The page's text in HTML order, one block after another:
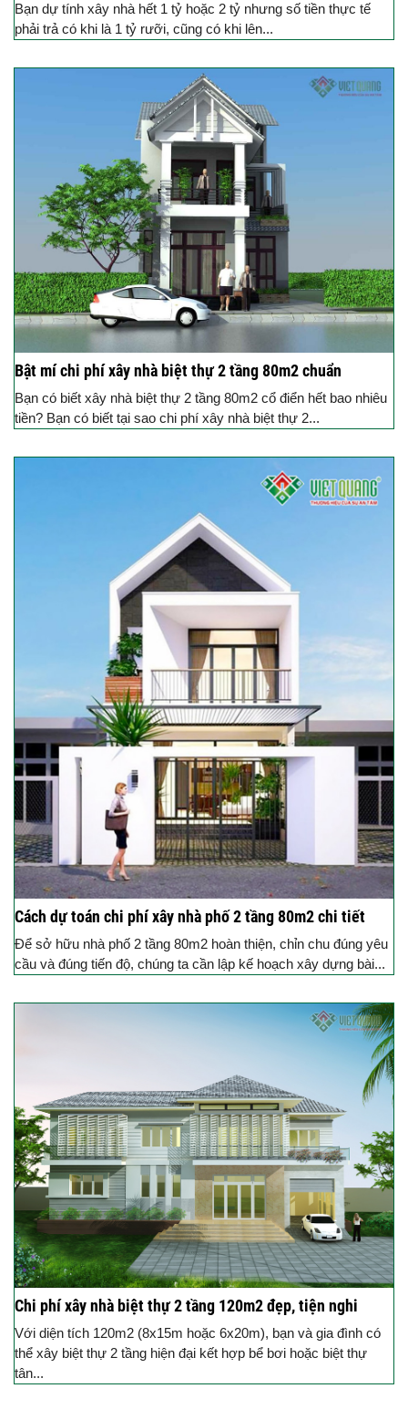
Bạn dự tính xây nhà hết 1 tỷ hoặc 2 tỷ nhưng số tiền thực tế
phải trả có khi là 1 tỷ rưỡi, cũng có khi lên...
Bật mí chi phí xây nhà biệt thự 2 tầng 80m2 chuẩn
Bạn có biết xây nhà biệt thự 2 tầng 80m2 cổ điển hết bao nhiêu
tiền? Bạn có biết tại sao chi phí xây nhà biệt thự 2...
Cách dự toán chi phí xây nhà phố 2 tầng 80m2 chi tiết
Để sở hữu nhà phố 2 tầng 80m2 hoàn thiện, chỉn chu đúng yêu
cầu và đúng tiến độ, chúng ta cần lập kế hoạch xây dựng bài...
Chi phí xây nhà biệt thự 2 tầng 120m2 đẹp, tiện nghi
Với diện tích 120m2 (8x15m hoặc 6x20m), bạn và gia đình có
thể xây biệt thự 2 tầng hiện đại kết hợp bể bơi hoặc biệt thự
tân...